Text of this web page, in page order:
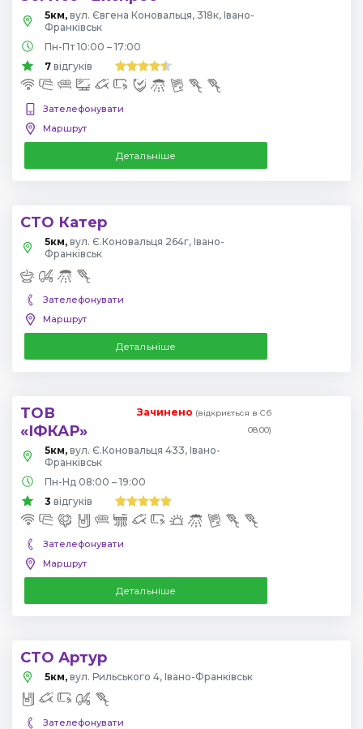
5км, вул. Євгена Коновальця, 318к, Івано-
Франківськ
Пн-Пт 10:00 – 17:00
7 відгуків
Зателефонувати
Маршрут
Детальніше
СТО Катер
5км, вул. Є.Коновальця 264г, Івано-
Франківськ
Зателефонувати
Маршрут
Детальніше
ТОВ
«ІФКАР»
Зачинено (відкриється в Сб
08:00)
5км, вул. Є.Коновальця 433, Івано-
Франківськ
Пн-Нд 08:00 – 19:00
3 відгуків
Зателефонувати
Маршрут
Детальніше
СТО Артур
5км, вул. Рильського 4, Івано-Франківськ
Зателефонувати